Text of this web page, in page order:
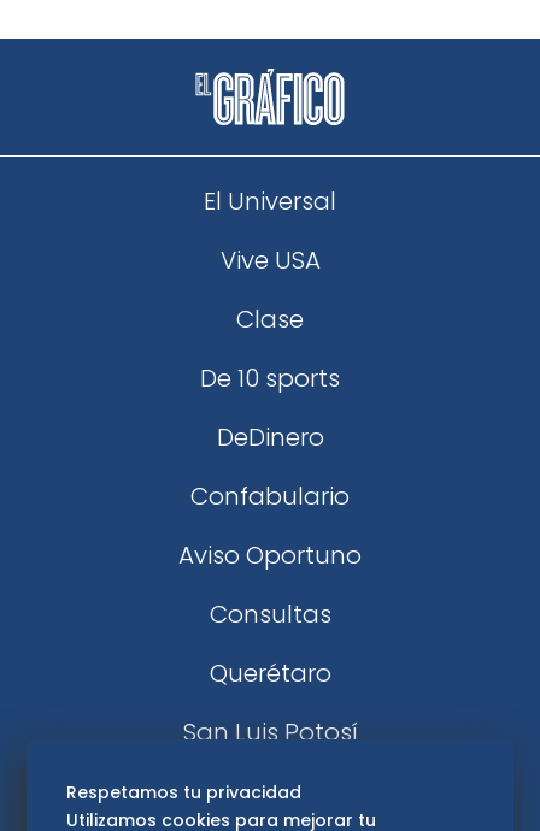
El Universal
Vive USA
Clase
De 10 sports
DeDinero
Confabulario
Aviso Oportuno
Consultas
Querétaro
San Luis Potosí
Edomex
Respetamos tu privacidad
Utilizamos cookies para mejorar tu